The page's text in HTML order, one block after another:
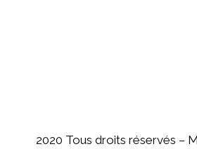
2020 Tous droits réservés –